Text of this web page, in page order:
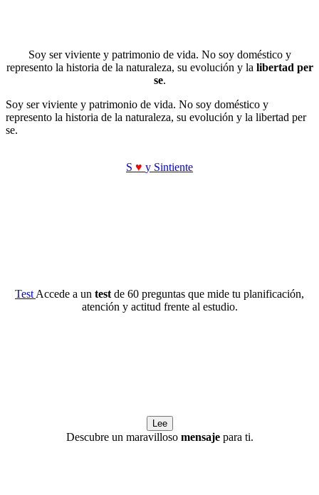
Soy ser viviente y patrimonio de vida. No soy doméstico y
represento la historia de la naturaleza, su evolución y la libertad per
se.
Soy ser viviente y patrimonio de vida. No soy doméstico y
represento la historia de la naturaleza, su evolución y la libertad per
se.
S ♥ y Sintiente
Test Accede a un test de 60 preguntas que mide tu planificación,
atención y actitud frente al estudio.
Lee
Descubre un maravilloso mensajepara ti.